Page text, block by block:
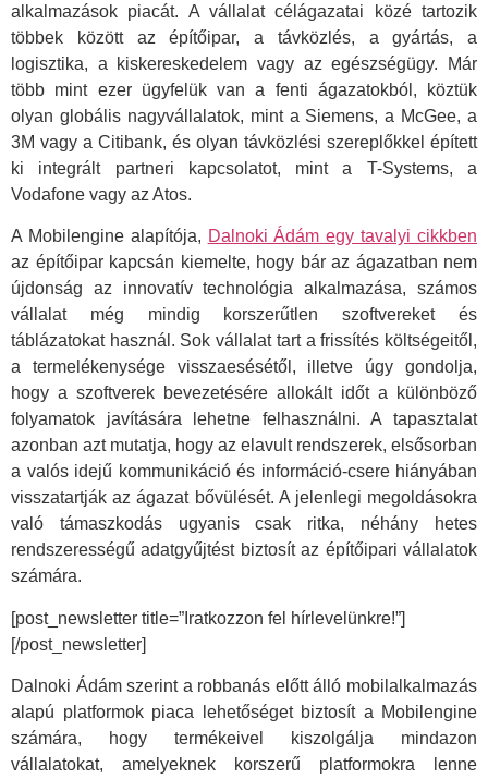
alkalmazások piacát. A vállalat célágazatai közé tartozik
többek között az építőipar, a távközlés, a gyártás, a
logisztika, a kiskereskedelem vagy az egészségügy. Már
több mint ezer ügyfelük van a fenti ágazatokból, köztük
olyan globális nagyvállalatok, mint a Siemens, a McGee, a
3M vagy a Citibank, és olyan távközlési szereplőkkel épített
ki integrált partneri kapcsolatot, mint a T-Systems, a
Vodafone vagy az Atos.
A Mobilengine alapítója, Dalnoki Ádám egy tavalyi cikkben
az építőipar kapcsán kiemelte, hogy bár az ágazatban nem
újdonság az innovatív technológia alkalmazása, számos
vállalat még mindig korszerűtlen szoftvereket és
táblázatokat használ. Sok vállalat tart a frissítés költségeitől,
a termelékenysége visszaesésétől, illetve úgy gondolja,
hogy a szoftverek bevezetésére allokált időt a különböző
folyamatok javítására lehetne felhasználni. A tapasztalat
azonban azt mutatja, hogy az elavult rendszerek, elsősorban
a valós idejű kommunikáció és információ-csere hiányában
visszatartják az ágazat bővülését. A jelenlegi megoldásokra
való támaszkodás ugyanis csak ritka, néhány hetes
rendszerességű adatgyűjtést biztosít az építőipari vállalatok
számára.
[post_newsletter title=”Iratkozzon fel hírlevelünkre!”]
[/post_newsletter]
Dalnoki Ádám szerint a robbanás előtt álló mobilalkalmazás
alapú platformok piaca lehetőséget biztosít a Mobilengine
számára, hogy termékeivel kiszolgálja mindazon
vállalatokat, amelyeknek korszerű platformokra lenne